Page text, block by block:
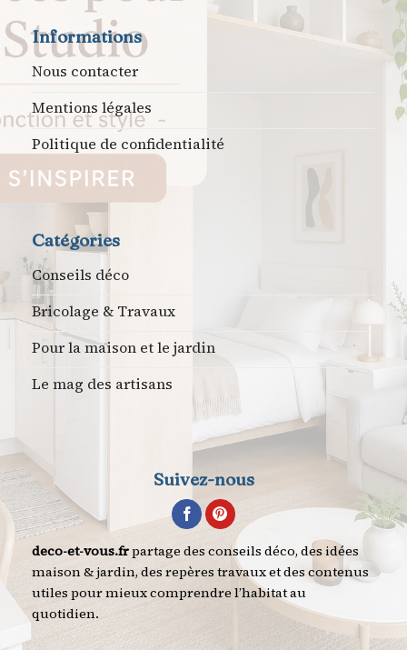
Informations
Nous contacter
Mentions légales
Politique de confidentialité
Catégories
Conseils déco
Bricolage & Travaux
Pour la maison et le jardin
Le mag des artisans
Suivez-nous
deco-et-vous.frpartage des conseils déco, des idées
maison & jardin, des repères travaux et des contenus
utiles pour mieux comprendre l’habitat au
quotidien.